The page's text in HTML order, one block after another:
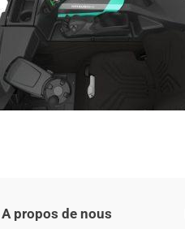
A propos de nous